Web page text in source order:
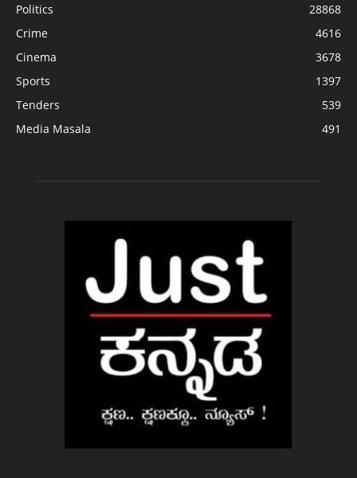
Politics
28868
Crime
4616
Cinema
3678
Sports
1397
Tenders
539
Media Masala
491